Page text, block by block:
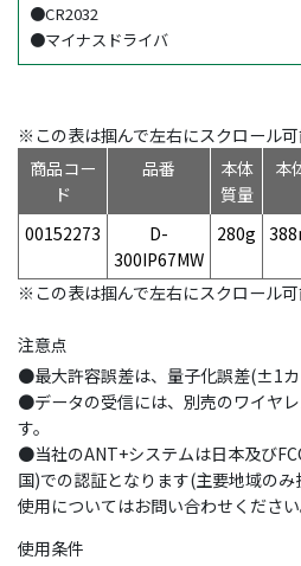
●CR2032
●マイナスドライバ
※この表は掴んで左右にスクロール可
商品コー
ド
品番
本体
質量
本
00152273
D-
300IP67MW
280g
※この表は掴んで左右にスクロール可
注意点
●最大許容誤差は、量子化誤差(±1カ
●データの受信には、別売のワイヤ
す。
●当社のANT+システムは日本及び
国)での認証となります(主要地域の
使用についてはお問い合わせください
使用条件